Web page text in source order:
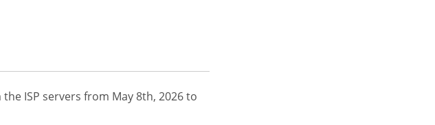
ISP servers from May 8th, 2026 to